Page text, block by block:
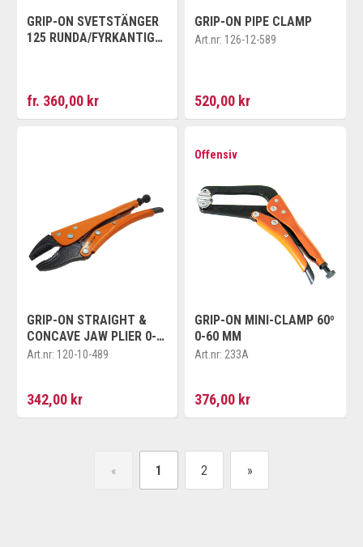
GRIP-ON SVETSTÄNGER
125 RUNDA/FYRKANTIGA
fr. 360,00 kr
GRIP-ON PIPE CLAMP
Art.nr: 126-12-589
520,00 kr
GRIP-ON STRAIGHT &
CONCAVE JAW PLIER 0-
62 MM
Art.nr: 120-10-489
342,00 kr
Offensiv
GRIP-ON MINI-CLAMP 60º
0-60 MM
Art.nr: 233A
376,00 kr
« 1 2 »